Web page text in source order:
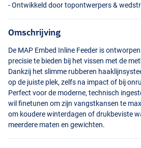
- Ontwikkeld door topontwerpers &
Omschrijving
De MAP Embed Inline Feeder is
precisie te bieden bij het vissen met de
Dankzij het slimme rubberen
op de juiste plek, zelfs na impact of bij
Perfect voor de moderne, technisch
wil finetunen om zijn vangstkansen te
om koudere winterdagen of drukbeviste
meerdere maten en gewichten.